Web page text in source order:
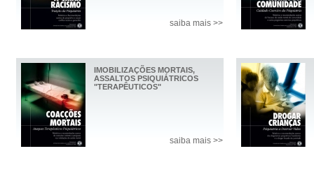
saiba mais >>
IMOBILIZAÇÕES MORTAIS,
ASSALTOS PSIQUIÁTRICOS
"TERAPÊUTICOS"
saiba mais >>